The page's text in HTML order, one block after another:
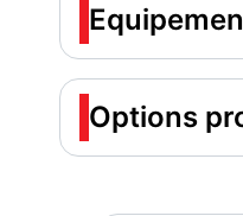
Options